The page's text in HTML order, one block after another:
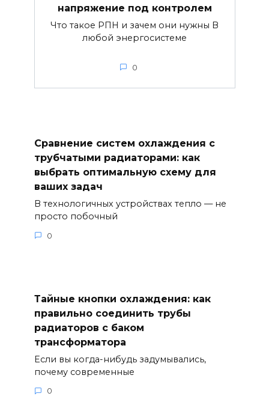
напряжение под контролем
Что такое РПН и зачем они нужны В
любой энергосистеме
0
Сравнение систем охлаждения с
трубчатыми радиаторами: как
выбрать оптимальную схему для
ваших задач
В технологичных устройствах тепло — не
просто побочный
0
Тайные кнопки охлаждения: как
правильно соединить трубы
радиаторов с баком
трансформатора
Если вы когда-нибудь задумывались,
почему современные
0